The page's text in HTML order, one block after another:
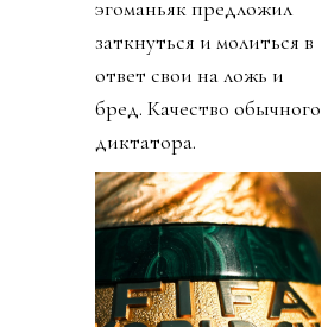
эгоманьяк предложил
заткнуться и молиться в
ответ свои на ложь и
бред. Качество обычного
диктатора.